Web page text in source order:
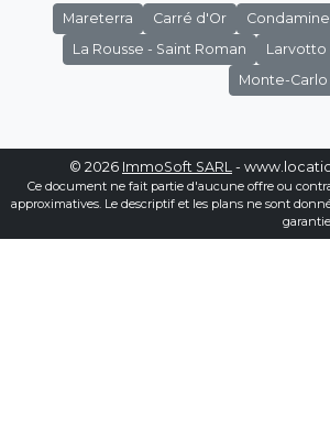
Mareterra Carré d'Or Condamine
La Rousse - Saint Roman
Larvotto
Monte-Carlo
© 2026 ImmoSoft SARL -
Ce document ne fait partie d'aucune offre ou
approximatives. Le descriptif et les plans ne sont
garantie.